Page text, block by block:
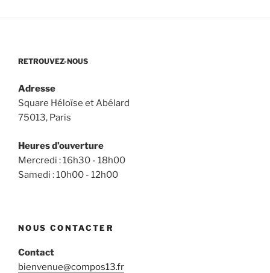
RETROUVEZ-NOUS
Adresse
Square Héloïse et Abélard
75013, Paris
Heures d’ouverture
Mercredi : 16h30 - 18h00
Samedi : 10h00 - 12h00
NOUS CONTACTER
Contact
bienvenue@compos13.fr